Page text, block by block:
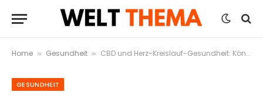
Home » Gesundheit » CBD und Herz-Kreislauf-Gesundheit: Können natürliche Heilmittel helfen?
GESUNDHEIT